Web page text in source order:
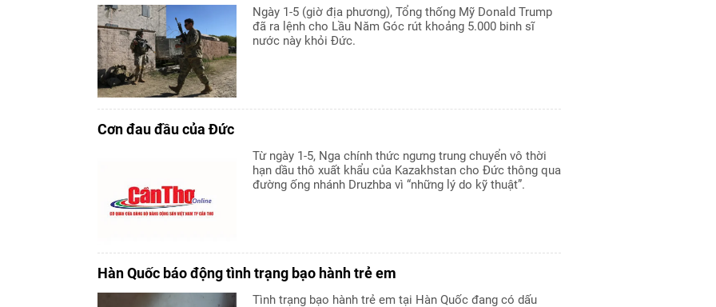
Ngày 1-5 (giờ địa phương), Tổng thống Mỹ Donald Trump
đã ra lệnh cho Lầu Năm Góc rút khoảng 5.000 binh sĩ
nước này khỏi Đức.
Cơn đau đầu của Đức
Từ ngày 1-5, Nga chính thức ngưng trung chuyển vô thời
hạn dầu thô xuất khẩu của Kazakhstan cho Đức thông qua
đường ống nhánh Druzhba vì “những lý do kỹ thuật”.
Hàn Quốc báo động tình trạng bạo hành trẻ em
Tình trạng bạo hành trẻ em tại Hàn Quốc đang có dấu